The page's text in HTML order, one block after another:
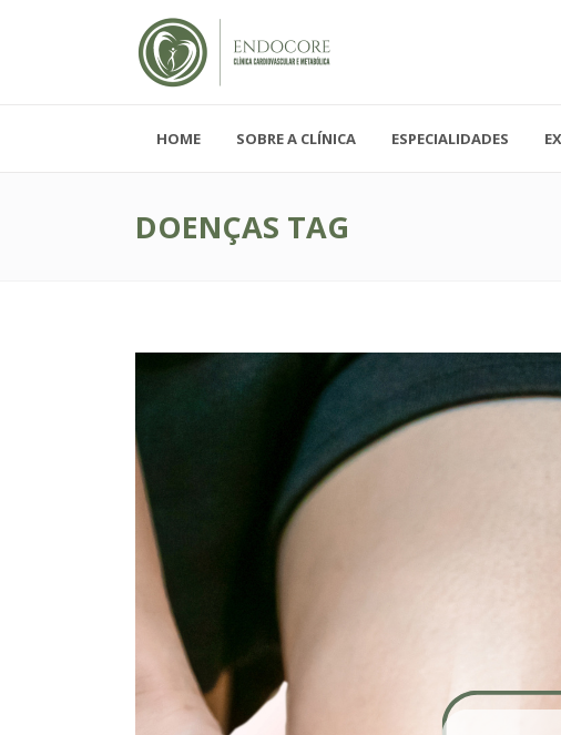
Segunda - Sexta-feira, das 08h-19h
HOME SOBRE A CLÍNICA ESPECIALIDADES
DOENÇAS TAG